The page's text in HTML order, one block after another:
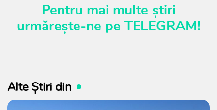
Pentru mai multe știri
urmărește-ne pe TELEGRAM!
Alte Știri din